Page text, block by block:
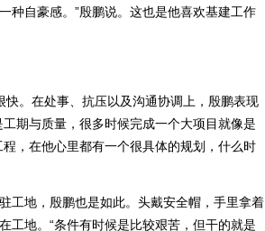
种自豪感。”殷鹏说。这也是他喜欢基建工作
。在处事、抗压以及沟通协调上，殷鹏表现
期与质量，很多时候完成一个大项目就像是
，在他心里都有一个很具体的规划，什么时
地，殷鹏也是如此。头戴安全帽，手里拿着
工地。“条件有时候是比较艰苦，但干的就是